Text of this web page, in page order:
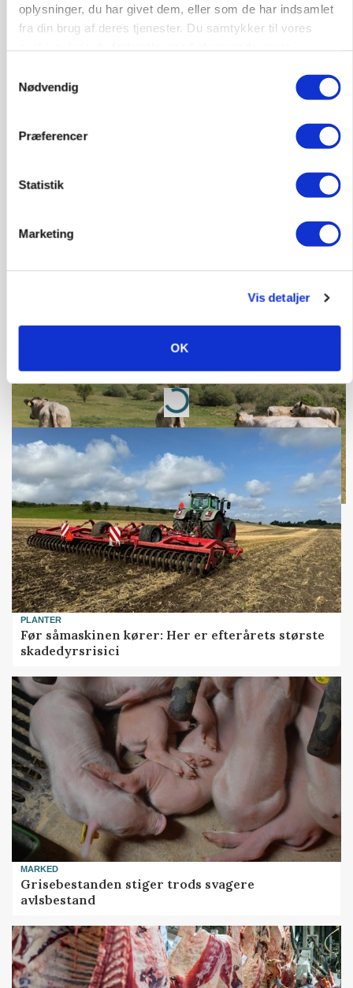
oplysninger, du har givet dem, eller som de har indsamlet
fra din brug af deres tjenester. Du samtykker til vores
Nødvendig
Præferencer
Statistik
Marketing
Vis detaljer
OK
»Nu stopper I«: Landbrugsdebattør og
protestgruppe vil demonstrere mod ny
KVÆG
Snart kan man søge tilskud til naturprojekter
Loading...
PLANTER
Før såmaskinen kører: Her er efterårets største
skadedyrsrisici
MARKED
Grisebestanden stiger trods svagere
avlsbestand